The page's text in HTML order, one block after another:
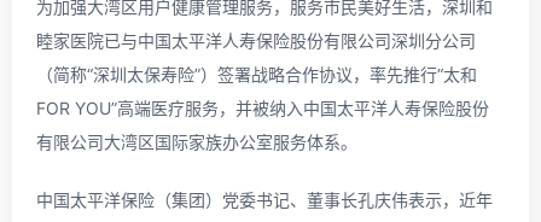
为加强大湾区用户健康管理服务，服务市民美好生活，深圳和
睦家医院已与中国太平洋人寿保险股份有限公司深圳分公司
（简称“深圳太保寿险”）签署战略合作协议，率先推行“太和
FOR YOU”高端医疗服务，并被纳入中国太平洋人寿保险股份
有限公司大湾区国际家族办公室服务体系。
中国太平洋保险（集团）党委书记、董事长孔庆伟表示，近年